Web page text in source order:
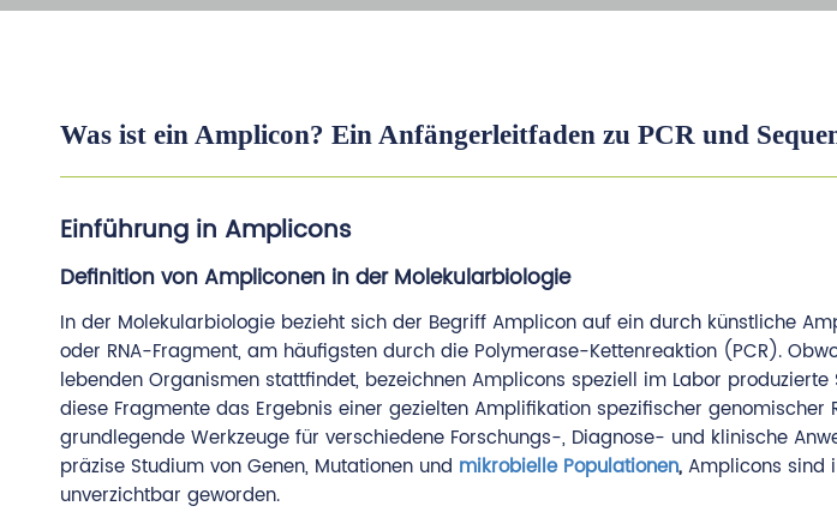
Was ist ein Amplicon? Ein Anfängerleitfaden zu PCR und
Einführung in Amplicons
Definition von Ampliconen in der Molekularbiologie
In der Molekularbiologie bezieht sich der Begriff Amplicon auf ein durch künstliche
oder RNA-Fragment, am häufigsten durch die Polymerase-Kettenreaktion (PCR).
lebenden Organismen stattfindet, bezeichnen Amplicons speziell im Labor produzierte
diese Fragmente das Ergebnis einer gezielten Amplifikation spezifischer genomischer
grundlegende Werkzeuge für verschiedene Forschungs-, Diagnose- und klinische
präzise Studium von Genen, Mutationen und mikrobielle Populationen, Amplicons sind
unverzichtbar geworden.